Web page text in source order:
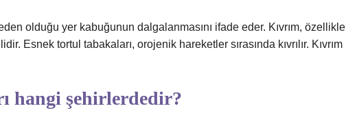
olduğu yer kabuğunun dalgalanmasını ifade eder. Kıvrım, özellikle
Esnek tortul tabakaları, orojenik hareketler sırasında kıvrılır. Kıvrım
hangi şehirlerdedir?